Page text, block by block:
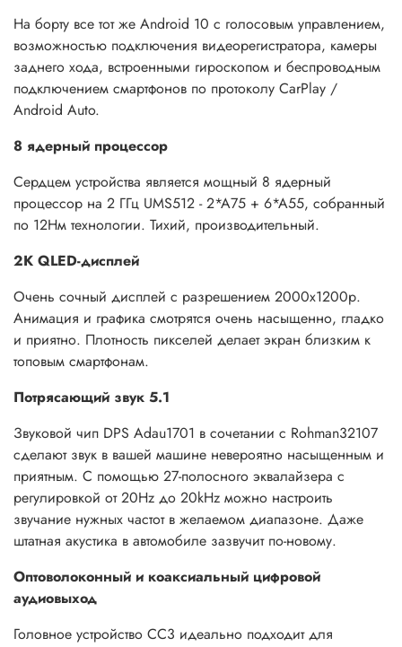
На борту все тот же Android 10 с голосовым управлением,
возможностью подключения видеорегистратора, камеры
заднего хода, встроенными гироскопом и беспроводным
подключением смартфонов по протоколу CarPlay /
Android Auto.
8 ядерный процессор
Сердцем устройства является мощный 8 ядерный
процессор на 2 ГГц UMS512 - 2*A75 + 6*A55, собранный
по 12Нм технологии. Тихий, производительный.
2К QLED-дисплей
Очень сочный дисплей c разрешением 2000x1200р.
Анимация и графика смотрятся очень насыщенно, гладко
и приятно. Плотность пикселей делает экран близким к
топовым смартфонам.
Потрясающий звук 5.1
Звуковой чип DPS Adau1701 в сочетании с Rohman32107
сделают звук в вашей машине невероятно насыщенным и
приятным. С помощью 27-полосного эквалайзера с
регулировкой от 20Hz до 20kHz можно настроить
звучание нужных частот в желаемом диапазоне. Даже
штатная акустика в автомобиле зазвучит по-новому.
Оптоволоконный и коаксиальный цифровой
аудиовыход
Головное устройство СС3 идеально подходит для